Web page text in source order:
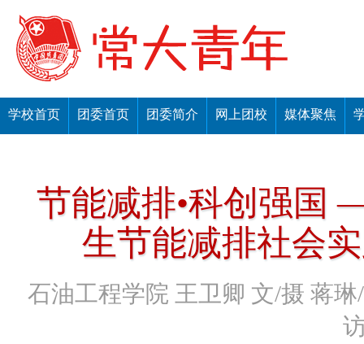
学校首页 团委首页 团委简介 网上团校 媒体聚焦
节能减排•科创强国
生节能减排社会
石油工程学院 王卫卿 文/摄 蒋